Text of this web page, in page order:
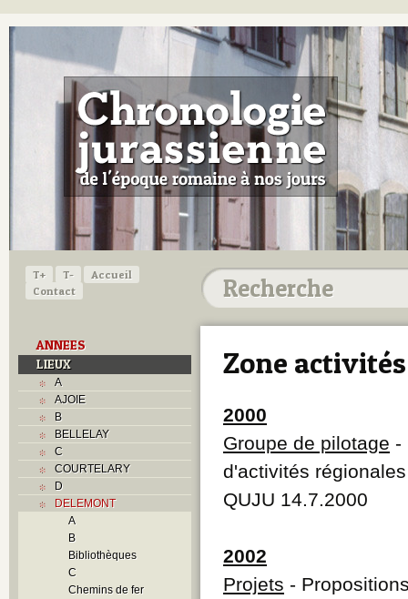
T+ T-
Accueil
Contact
ANNEES
LIEUX
A
AJOIE
B
BELLELAY
C
COURTELARY
D
DELEMONT
A
B
Bibliothèques
C
Chemins de fer
Zone
2000
Groupe de pilotage -
d'activités
QUJU 14.7.2000
2002
Projets -